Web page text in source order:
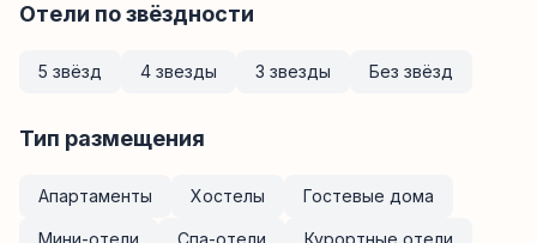
Отели по звёздности
5 звёзд 4 звезды 3 звезды Без звёзд
Тип размещения
Апартаменты Хостелы Гостевые дома
Мини-отели Спа-отели Курортные отели